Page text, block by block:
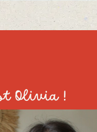
Olivia !